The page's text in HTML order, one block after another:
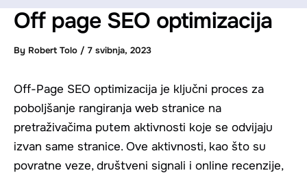
Off page SEO optimizacija
By Robert Tolo / 7 svibnja, 2023
Off-Page SEO optimizacija je ključni proces za
poboljšanje rangiranja web stranice na
pretraživačima putem aktivnosti koje se odvijaju
izvan same stranice. Ove aktivnosti, kao što su
povratne veze, društveni signali i online recenzije,